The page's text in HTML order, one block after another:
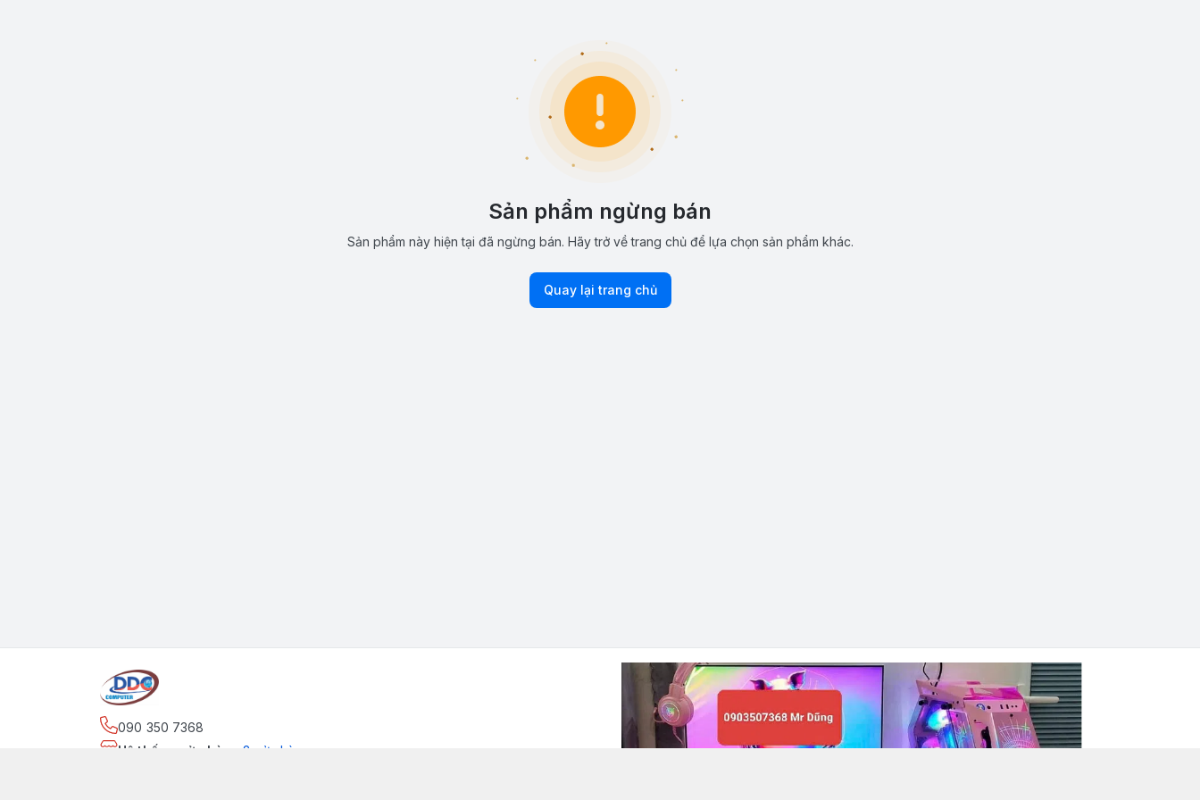
Sản phẩm ngừng bán
Sản phẩm này hiện tại đã ngừng bán. Hãy trở về trang chủ để lựa chọn sản phẩm khác.
Quay lại trang chủ
090 350 7368
Hệ thống cửa hàng
:2
cửa hàng